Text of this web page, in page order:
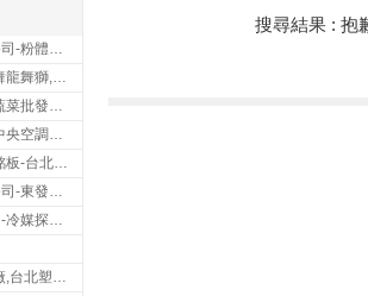
萬環機械股份有限公司-粉體塗裝設備,輸送機,輸送機設備,台南輸送機
同仁堂國術獅藝館-舞龍舞獅,台中舞龍舞獅
台南蔬菜批發-全豐蔬菜批發專送/台南蔬菜箱宅配到府
上水立方空調工程-中央空調規劃,台北中央空調規劃
隆億銘板有限公司-銘板-台北銘板-板橋銘板
台灣袋業企業有限公司-東發企業社/台中太空袋/太空包
年達行商業有限公司-冷媒探漏儀,壓力錶組,真空泵浦,台北冷凍空調材料
大桐模具-塑膠射出廠,台北塑膠射出廠
搜尋結果 : 抱